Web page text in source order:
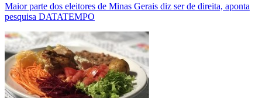
Maior parte dos eleitores de Minas Gerais diz ser de direita, aponta
pesquisa DATATEMPO